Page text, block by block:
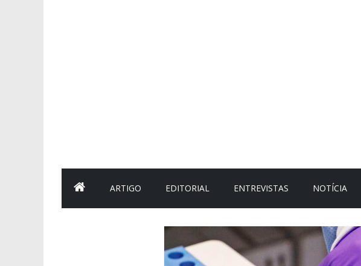
ARTIGO EDITORIAL ENTREVISTAS NOTÍCIA